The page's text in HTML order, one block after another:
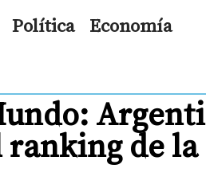
Política Economía
de la